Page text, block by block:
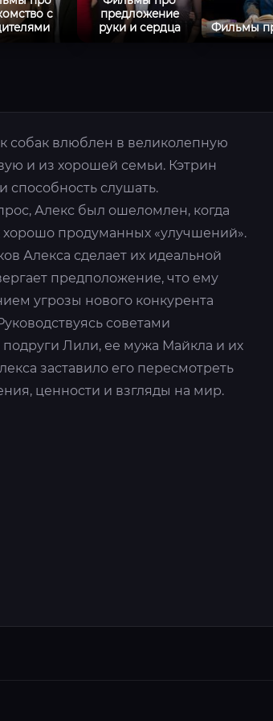
с
предложение
руки и сердца
Фильмы
собак влюблен в великолепную
и из хорошей семьи. Кэтрин
способность слушать.
Алекс был ошеломлен, когда
продуманных «улучшений».
Алекса сделает их идеальной
предположение, что ему
угрозы нового конкурента
советами
Лили, ее мужа Майкла и их
заставило его пересмотреть
ценности и взгляды на мир.